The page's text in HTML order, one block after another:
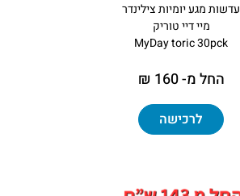
עדשות מגע יומיות צילינדר
מיי דיי טוריק
MyDay toric 30pck
החל מ- 160 ₪
לרכישה